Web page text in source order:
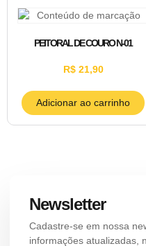
PEITORAL DE COURO N-01
R$21,90
Adicionar ao carrinho
Newsletter
Cadastre-se em nossa
informações atualizadas,